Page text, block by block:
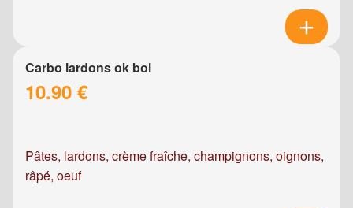
Carbo lardons ok bol
10.90 €
Pâtes, lardons, crème fraîche, champignons, oignons,
râpé, oeuf